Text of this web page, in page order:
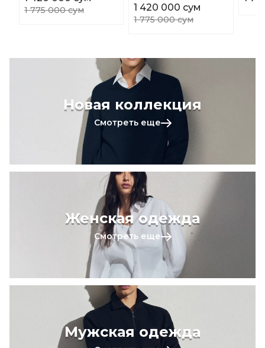
1 775 000 сум 1 420 000 сум
1 775 000 сум
Новая коллекция
Смотреть еще
Женская одежда
Смотреть еще
Мужская одежда